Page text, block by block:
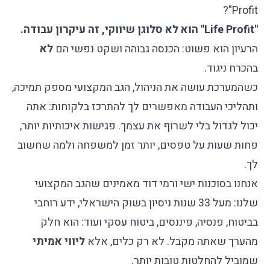
Profit"?
"Life Profit" הוא לא סלוגן שיווקי, זה עיקרון עבודה.
הרעיון הוא פשוט: הכנסה גבוהה ושקט נפשי הם לא
בהכרח ניגוד.
כשהמערכת עושה את הניהול, הגב המקצועי מספק תמיכה,
ותהליכי העבודה מאפשרים לך להתרכז בלקוחות: אתה
יכול לגדול בלי לשרוף את עצמך. פגישות איכותיות יותר,
פחות שעות על טפסים, יותר זמן למשפחה ולמה שחשוב
לך.
אנחנו בסוכנות ישי ורמי דוד מאמינים שהגב המקצועי
שלנו: מעל 33 שנות ניסיון בשוק הישראלי, ידע רוחבי
בביטוח, פנסיה, פיננסים,ביטוח עסקיועוד: הוא חלק
מהערך שאתה מקבל. לא רק כלים, אלא ליווי אמיתי
שמוביל להחלטות טובות יותר.